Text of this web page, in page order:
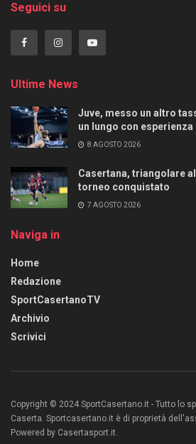
Seguici su
Ultime News
Juve, messo un altro
un lungo con
8 AGOSTO 2026
Casertana, triangolare
torneo conquistato
7 AGOSTO 2026
Naviga in
Home
Redazione
SportCasertanoTV
Archivio
Scrivici
Copyright © 2024 SportCasertano.it - Tutto lo
Caserta. Sportcasertano.it è di proprietà
Powered by Casertasport.it.